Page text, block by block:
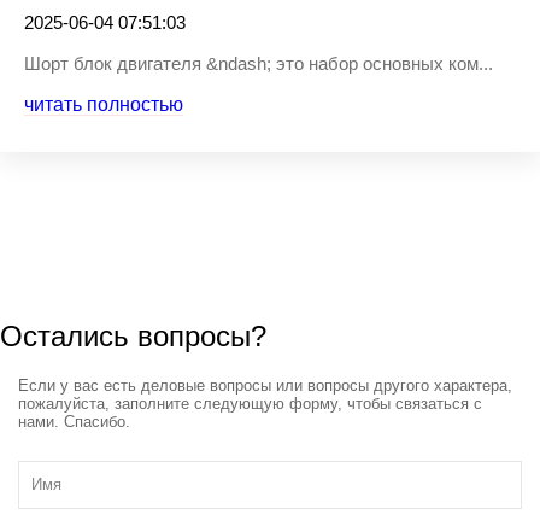
2025-06-04 07:51:03
Шорт блок двигателя &ndash; это набор основных ком...
читать полностью
Остались вопросы?
Если у вас есть деловые вопросы или вопросы другого характера,
пожалуйста, заполните следующую форму, чтобы связаться с
нами. Спасибо.